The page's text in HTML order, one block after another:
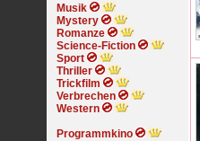
Musik
Mystery
Romanze
Science-Fiction
Sport
Thriller
Trickfilm
Verbrechen
Western
Programmkino